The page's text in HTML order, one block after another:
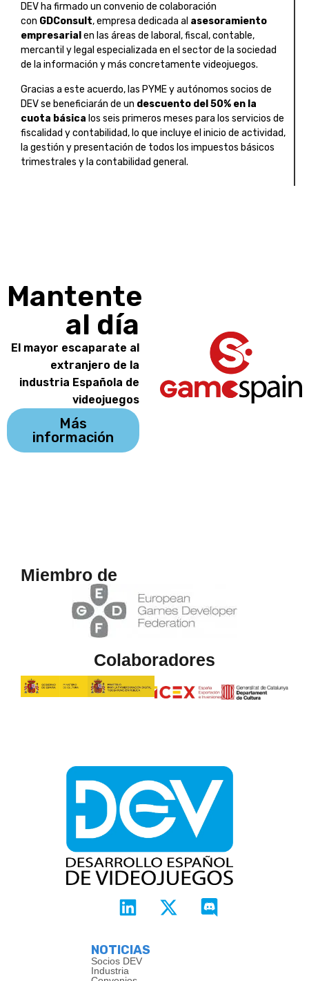
DEV ha firmado un convenio de colaboración
con GDConsult, empresa dedicada al asesoramiento
empresarial en las áreas de laboral, fiscal, contable,
mercantil y legal especializada en el sector de la sociedad
de la información y más concretamente videojuegos.
Gracias a este acuerdo, las PYME y autónomos socios de
DEV se beneficiarán de un descuento del 50% en la
cuota básica los seis primeros meses para los servicios de
fiscalidad y contabilidad, lo que incluye el inicio de actividad,
la gestión y presentación de todos los impuestos básicos
trimestrales y la contabilidad general.
Mantente
al día
El mayor escaparate al
extranjero de la
industria Española de
videojuegos
Más
información
Miembro de
Colaboradores
NOTICIAS
Socios DEV
Industria